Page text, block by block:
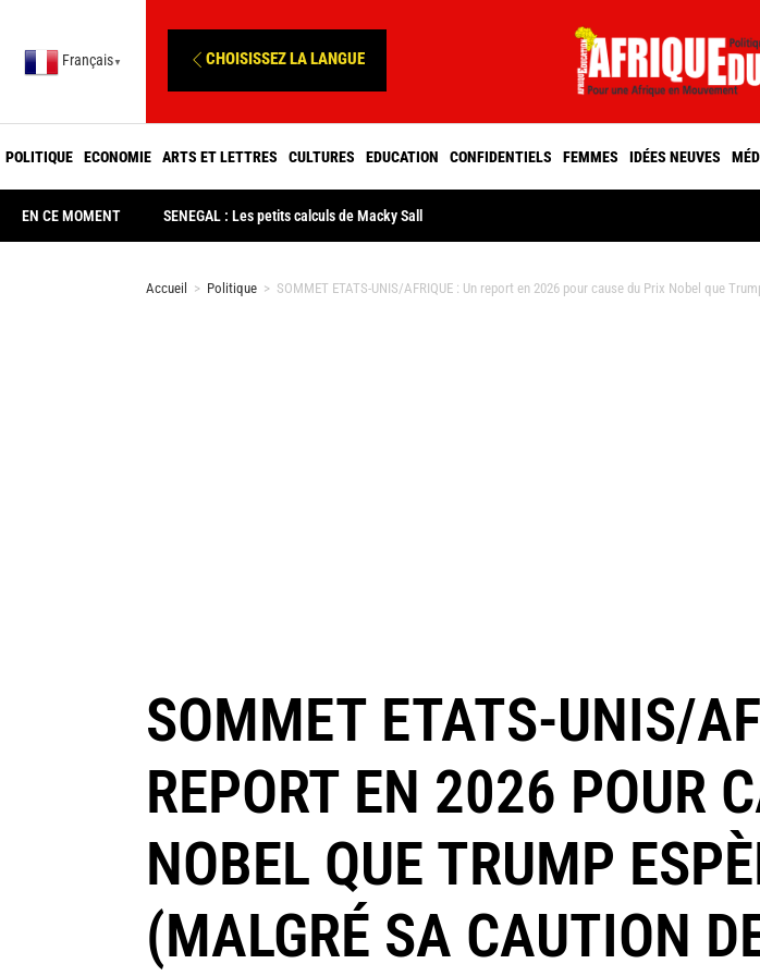
Français ▼ CHOISISSEZ LA LANGUE
POLITIQUE ECONOMIE ARTS ET LETTRES CULTURES EDUCATION CONFIDENTIELS FEMMES IDÉES NEUVES
EN CE MOMENT SENEGAL : Les petits calculs de Macky Sall
Accueil > Politique > SOMMET ETATS-UNIS/AFRIQUE : Un report en 2026 pour cause du Prix Nobel que
SOMMET ETATS-UNIS/
REPORT EN 2026 POUR
NOBEL QUE TRUMP
(MALGRÉ SA CAUTION